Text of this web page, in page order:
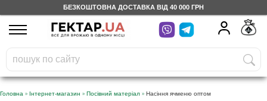
БЕЗКОШТОВНА ДОСТАВКА ВІД 40 000 ГРН
UA
На вашому
бонусному рахунку
грн
Безкоштовно по Україні
Головна » Інтернет-магазин » Посівний матеріал » Насіння ячменю оптом